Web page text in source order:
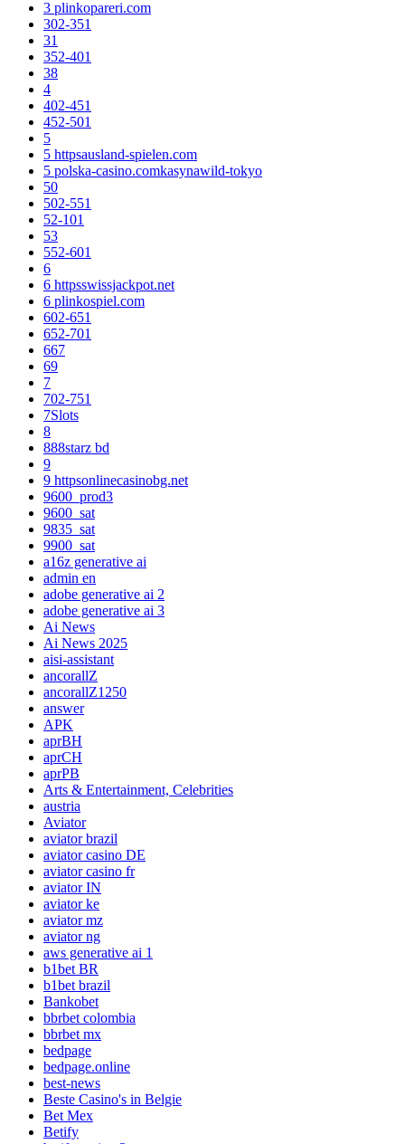
3 plinkopareri.com
302-351
31
352-401
38
4
402-451
452-501
5
5 httpsausland-spielen.com
5 polska-casino.comkasynawild-tokyo
50
502-551
52-101
53
552-601
6
6 httpsswissjackpot.net
6 plinkospiel.com
602-651
652-701
667
69
7
702-751
7Slots
8
888starz bd
9
9 httpsonlinecasinobg.net
9600_prod3
9600_sat
9835_sat
9900_sat
a16z generative ai
admin en
adobe generative ai 2
adobe generative ai 3
Ai News
Ai News 2025
aisi-assistant
ancorallZ
ancorallZ1250
answer
APK
aprBH
aprCH
aprPB
Arts & Entertainment, Celebrities
austria
Aviator
aviator brazil
aviator casino DE
aviator casino fr
aviator IN
aviator ke
aviator mz
aviator ng
aws generative ai 1
b1bet BR
b1bet brazil
Bankobet
bbrbet colombia
bbrbet mx
bedpage
bedpage.online
best-news
Beste Casino's in Belgie
Bet Mex
Betify